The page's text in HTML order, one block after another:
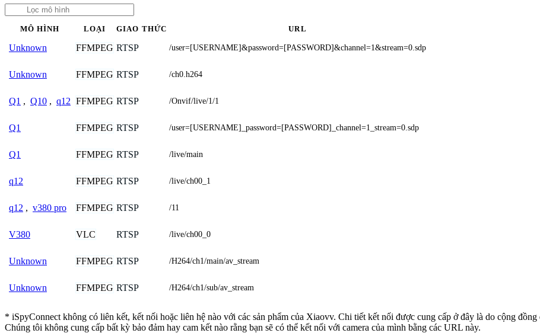
MÔ HÌNH LOẠI GIAO THỨC URL
Unknown FFMPEG RTSP /user=[USERNAME]&password=[PASSWORD]&channel=1&stream=0.sdp
Unknown FFMPEG RTSP /ch0.h264
Q1 , Q10 , q12 FFMPEG RTSP /Onvif/live/1/1
Q1 FFMPEG RTSP /user=[USERNAME]_password=[PASSWORD]_channel=1_stream=0.sdp
Q1 FFMPEG RTSP /live/main
q12 FFMPEG RTSP /live/ch00_1
q12 , v380 pro FFMPEG RTSP /11
V380 VLC RTSP /live/ch00_0
Unknown FFMPEG RTSP /H264/ch1/main/av_stream
Unknown FFMPEG RTSP /H264/ch1/sub/av_stream
* iSpyConnect không có liên kết, kết nối hoặc liên hệ nào với các sản phẩm của Xiaovv. Chi tiết kết nối được cung cấp ở đây là do cộng
Chúng tôi không cung cấp bất kỳ bảo đảm hay cam kết nào rằng bạn sẽ có thể kết nối với camera của mình bằng các URL này.